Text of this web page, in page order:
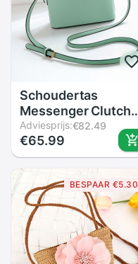
Schoudertas
Messenger Clutch
Coin Dames
Vrouwelijke
Vrouwen Mobiele
Telefoon Zak Mode
Enkele Rits
Veelzijdige Zachte
Pu
Adviesprijs:€82.49
€65.99
BESPAAR €5.30